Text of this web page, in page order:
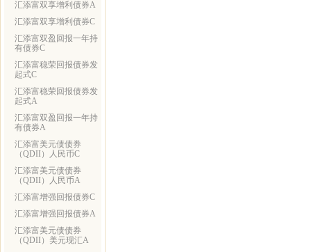
汇添富双享增利债券A
汇添富双享增利债券C
汇添富双盈回报一年持
有债券C
汇添富稳荣回报债券发
起式C
汇添富稳荣回报债券发
起式A
汇添富双盈回报一年持
有债券A
汇添富美元债债券
（QDII）人民币C
汇添富美元债债券
（QDII）人民币A
汇添富增强回报债券C
汇添富增强回报债券A
汇添富美元债债券
（QDII）美元现汇A